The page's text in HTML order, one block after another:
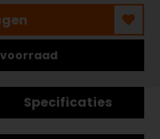
Specificaties